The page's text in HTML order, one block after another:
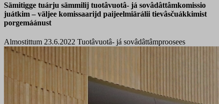
Sämitigge tuárju sämmilij tuotâvuotâ- já sovâdâttâmkomissio
juátkim – väljee komissaarijd paijeelmiärálii tievâsčuákkimist
porgemáánust
Almostittum 23.6.2022 Tuotâvuotâ- já sovâdâttâmproosees